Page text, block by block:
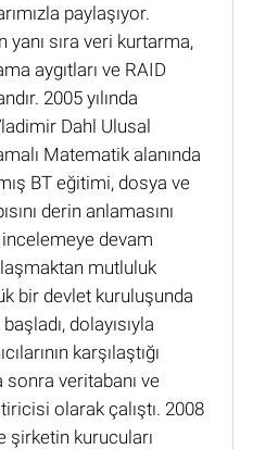
paylaşıyor.
sıra veri kurtarma,
aygıtları ve RAID
2005 yılında
Dahl Ulusal
Matematik alanında
BT eğitimi, dosya ve
derin anlamasını
devam
mutluluk
bir devlet kuruluşunda
dolayısıyla
karşılaştığı
sonra veritabanı ve
olarak çalıştı. 2008
şirketin kurucuları